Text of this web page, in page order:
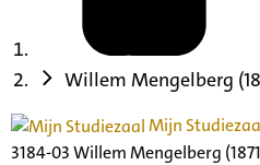
Willem Mengelberg
Mijn
3184-03 Willem Mengelberg